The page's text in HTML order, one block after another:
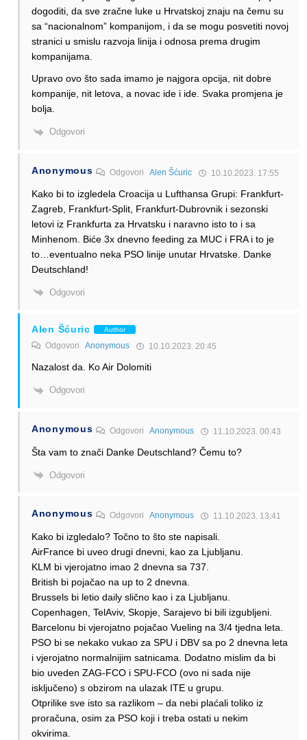
dogoditi, da sve zračne luke u Hrvatskoj znaju na čemu su
sa “nacionalnom” kompanijom, i da se mogu posvetiti novoj
stranici u smislu razvoja linija i odnosa prema drugim
kompanijama.
Upravo ovo što sada imamo je najgora opcija, nit dobre
kompanije, nit letova, a novac ide i ide. Svaka promjena je
bolja.
Odgovori
Anonymous OdgovoriAlen Šćuric 10.10.2023. 17:55
Kako bi to izgledela Croacija u Lufthansa Grupi: Frankfurt-
Zagreb, Frankfurt-Split, Frankfurt-Dubrovnik i sezonski
letovi iz Frankfurta za Hrvatsku i naravno isto to i sa
Minhenom. Biće 3x dnevno feeding za MUC i FRA i to je
to…eventualno neka PSO linije unutar Hrvatske. Danke
Deutschland!
Odgovori
Alen Šćuric Author
Odgovori Anonymous 10.10.2023. 20:45
Nazalost da. Ko Air Dolomiti
Odgovori
Anonymous OdgovoriAnonymous 11.10.2023. 00:43
Šta vam to znači Danke Deutschland? Čemu to?
Odgovori
Anonymous OdgovoriAnonymous 11.10.2023. 13:41
Kako bi izgledalo? Točno to što ste napisali.
AirFrance bi uveo drugi dnevni, kao za Ljubljanu.
KLM bi vjerojatno imao 2 dnevna sa 737.
British bi pojačao na up to 2 dnevna.
Brussels bi letio daily slično kao i za Ljubljanu.
Copenhagen, TelAviv, Skopje, Sarajevo bi bili izgubljeni.
Barcelonu bi vjerojatno pojačao Vueling na 3/4 tjedna leta.
PSO bi se nekako vukao za SPU i DBV sa po 2 dnevna leta
i vjerojatno normalnijim satnicama. Dodatno mislim da bi
bio uveden ZAG-FCO i SPU-FCO (ovo ni sada nije
isključeno) s obzirom na ulazak ITE u grupu.
Otprilike sve isto sa razlikom – da nebi plaćali toliko iz
proračuna, osim za PSO koji i treba ostati u nekim
okvirima.